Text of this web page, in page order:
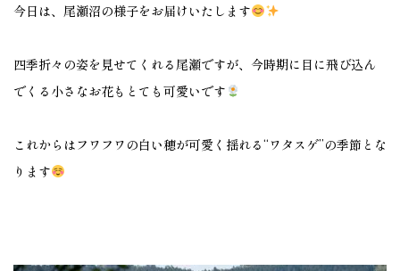
今日は、尾瀬沼の様子をお届けいたします
四季折々の姿を見せてくれる尾瀬ですが、今時期に目に飛び込ん
でくる小さなお花もとても可愛いです
これからはフワフワの白い穂が可愛く揺れる“ワタスゲ”の季節とな
ります